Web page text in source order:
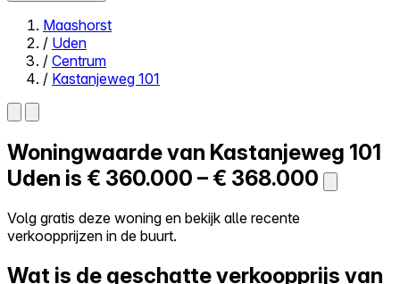
Close menu
Zelf kopen
Alles-in-één
Reviews
Log in
Maashorst
/ Uden
/ Centrum
/ Kastanjeweg 101
Woningwaarde van Kastanjeweg 101
Uden is € 360.000 – € 368.000
Volg gratis deze woning en bekijk alle recente
verkoopprijzen in de buurt.
Wat is de geschatte verkoopprijs van